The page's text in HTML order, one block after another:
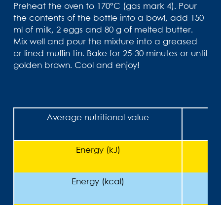
Preheat the oven to 170°C (gas mark 4). Pour
the contents of the bottle into a bowl, add 150
ml of milk, 2 eggs and 80 g of melted butter.
Mix well and pour the mixture into a greased
or lined muffin tin. Bake for 25-30 minutes or until
golden brown. Cool and enjoy!
Average nutritional value
Energy (kJ)
Energy (kcal)